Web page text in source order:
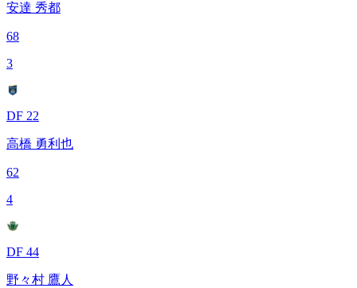
安達 秀都
68
3
DF 22
高橋 勇利也
62
4
DF 44
野々村 鷹人